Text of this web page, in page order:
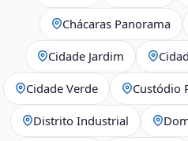
Chácaras Panorama
Cidade Jardim
Cidade Verde Custódio
Distrito Industrial